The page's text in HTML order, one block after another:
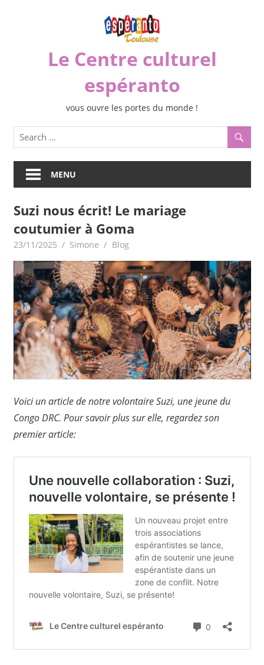
Le Centre culturel
espéranto
vous ouvre les portes du monde !
MENU
Suzi nous écrit! Le mariage
coutumier à Goma
23/11/2025 Simone Blog
Voici un article de notre volontaire Suzi, une jeune du
Congo DRC. Pour savoir plus sur elle, regardez son
premier article: